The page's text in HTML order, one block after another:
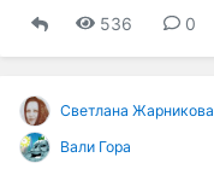
536 0
Светлана Жарникова
Вали Гора